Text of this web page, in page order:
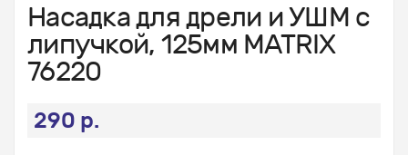
Насадка для дрели и УШМ с
липучкой, 125мм MATRIX
76220
290 р.